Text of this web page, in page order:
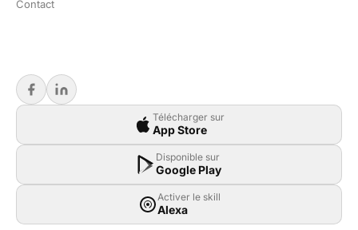
Contact
Télécharger sur
App Store
Disponible sur
Google Play
Activer le skill
Alexa